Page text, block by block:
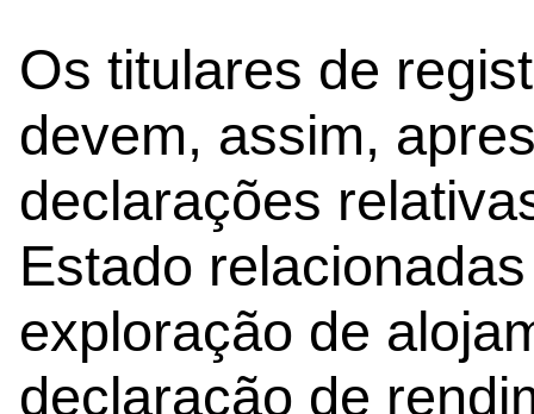
Os titulares de
devem, assim,
declarações
Estado
exploração de
declaração de